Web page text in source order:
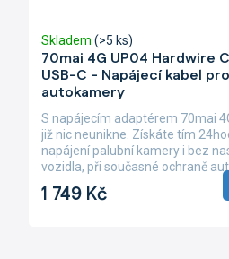
70mai 4G UP04 Hardwire
USB-C - Napájecí kabel pro
autokamery
Skladem (>5 ks)
1 749 Kč
S napájecím adaptérem 70mai
již nic neunikne. Získáte tím
napájení palubní kamery i bez
vozidla, při současné ochraně
před...